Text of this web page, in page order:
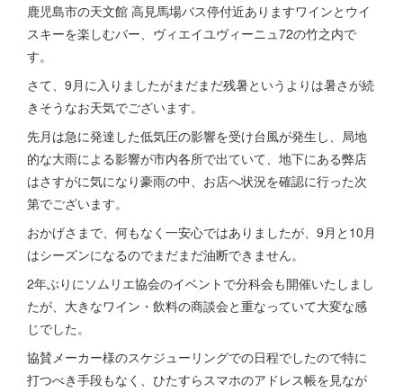
鹿児島市の天文館 高見馬場バス停付近ありますワインとウイ
スキーを楽しむバー、ヴィエイユヴィーニュ72の竹之内で
す。
さて、9月に入りましたがまだまだ残暑というよりは暑さが続
きそうなお天気でございます。
先月は急に発達した低気圧の影響を受け台風が発生し、局地
的な大雨による影響が市内各所で出ていて、地下にある弊店
はさすがに気になり豪雨の中、お店へ状況を確認に行った次
第でございます。
おかげさまで、何もなく一安心ではありましたが、9月と10月
はシーズンになるのでまだまだ油断できません。
2年ぶりにソムリエ協会のイベントで分科会も開催いたしまし
たが、大きなワイン・飲料の商談会と重なっていて大変な感
じでした。
協賛メーカー様のスケジューリングでの日程でしたので特に
打つべき手段もなく、ひたすらスマホのアドレス帳を見なが